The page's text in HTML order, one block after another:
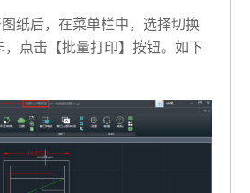
纸后，在菜单栏中，选择切换
，点击【批量打印】按钮。如下